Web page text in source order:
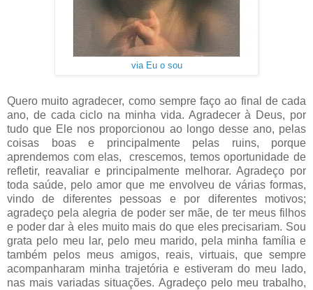
via Eu o sou
Quero muito agradecer, como sempre faço ao final de cada
ano, de cada ciclo na minha vida. Agradecer à Deus, por
tudo que Ele nos proporcionou ao longo desse ano, pelas
coisas boas e principalmente pelas ruins, porque
aprendemos com elas, crescemos, temos oportunidade de
refletir, reavaliar e principalmente melhorar. Agradeço por
toda saúde, pelo amor que me envolveu de várias formas,
vindo de diferentes pessoas e por diferentes motivos;
agradeço pela alegria de poder ser mãe, de ter meus filhos
e poder dar à eles muito mais do que eles precisariam. Sou
grata pelo meu lar, pelo meu marido, pela minha família e
também pelos meus amigos, reais, virtuais, que sempre
acompanharam minha trajetória e estiveram do meu lado,
nas mais variadas situações. Agradeço pelo meu trabalho,